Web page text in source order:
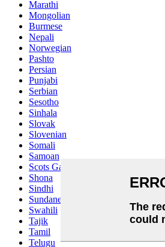
Marathi
Mongolian
Burmese
Nepali
Norwegian
Pashto
Persian
Punjabi
Serbian
Sesotho
Sinhala
Slovak
Slovenian
Somali
Samoan
Scots Gaelic
Shona
Sindhi
Sundanese
Swahili
Tajik
Tamil
Telugu